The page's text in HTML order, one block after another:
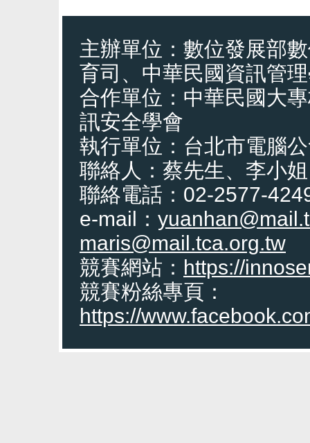
主辦單位：數位發展部
育司、中華民國資訊管
合作單位：中華民國大
訊安全學會
執行單位：台北市電腦
聯絡人：蔡先生、李小姐
聯絡電話：02-2577-
e-mail：
maris@mail.tca.org.tw
競賽網站： https://
競賽粉絲專頁：
https://